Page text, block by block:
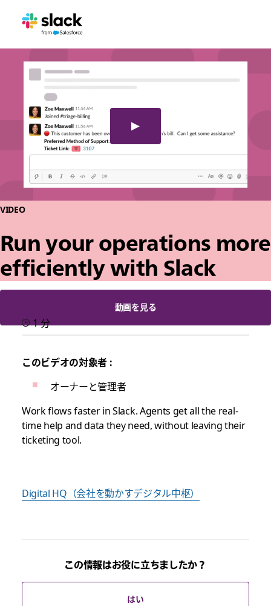
VIDEO
Run your operations more
efficiently with Slack
動画を見る
1 分
このビデオの対象者 :
オーナーと管理者
Work flows faster in Slack. Agents get all the real-
time help and data they need, without leaving their
ticketing tool.
Digital HQ（会社を動かすデジタル中枢）
この情報はお役に立ちましたか？
はい